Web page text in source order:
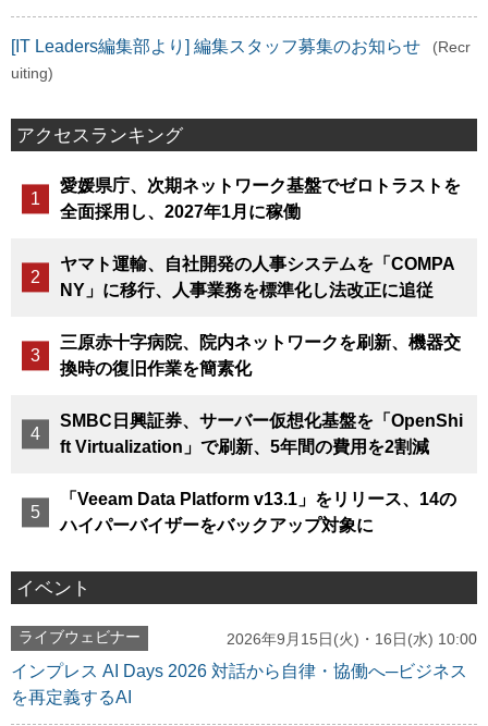
[IT Leaders編集部より] 編集スタッフ募集のお知らせ
(Recr
uiting)
アクセスランキング
愛媛県庁、次期ネットワーク基盤でゼロトラストを
全面採用し、2027年1月に稼働
ヤマト運輸、自社開発の人事システムを「COMPA
NY」に移行、人事業務を標準化し法改正に追従
三原赤十字病院、院内ネットワークを刷新、機器交
換時の復旧作業を簡素化
SMBC日興証券、サーバー仮想化基盤を「OpenShi
ft Virtualization」で刷新、5年間の費用を2割減
「Veeam Data Platform v13.1」をリリース、14の
ハイパーバイザーをバックアップ対象に
イベント
ライブウェビナー 2026年9月15日(火)・16日(水) 10:00
インプレス AI Days 2026 対話から自律・協働へ─ビジネス
を再定義するAI